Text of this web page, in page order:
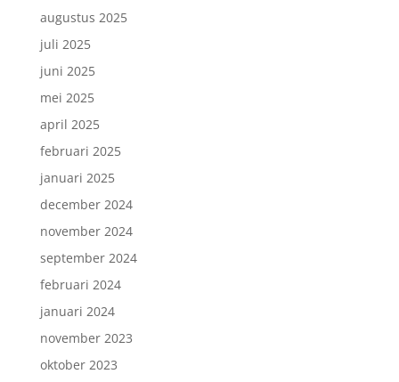
augustus 2025
juli 2025
juni 2025
mei 2025
april 2025
februari 2025
januari 2025
december 2024
november 2024
september 2024
februari 2024
januari 2024
november 2023
oktober 2023